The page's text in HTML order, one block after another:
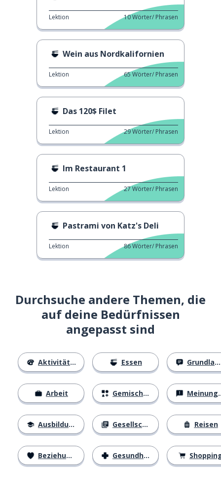
Lektion 10Wörter/ Phrasen
Wein aus Nordkalifornien
Lektion 65Wörter/ Phrasen
Das 120$ Filet
Lektion 29Wörter/ Phrasen
Im Restaurant 1
Lektion 27Wörter/ Phrasen
Pastrami von Katz's Deli
Lektion 86Wörter/ Phrasen
Durchsuche andere Themen, die
auf deine Bedürfnissen
angepasst sind
Aktivitäten
Arbeit
Ausbildung
Beziehungen
Essen
Gemischtes
Gesellschaft
Gesundheit
Grundlagen
Meinungen
Reisen